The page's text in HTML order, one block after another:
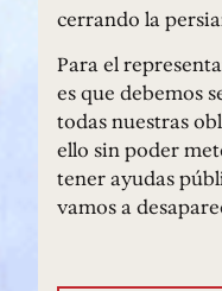
cerrando la
Para el
es que debemos
todas nuestras
ello sin poder
tener ayudas
vamos a